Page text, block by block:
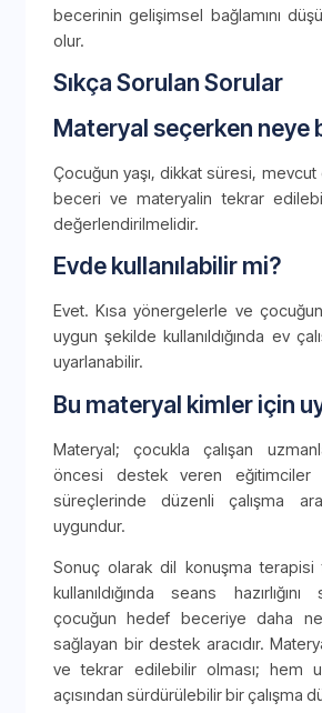
becerinin gelişimsel bağlamını
olur.
Sıkça Sorulan Sorular
Materyal seçerken neye
Çocuğun yaşı, dikkat süresi,
beceri ve materyalin tekrar
değerlendirilmelidir.
Evde kullanılabilir mi?
Evet. Kısa yönergelerle ve
uygun şekilde kullanıldığında ev
uyarlanabilir.
Bu materyal kimler için
Materyal; çocukla çalışan
öncesi destek veren
süreçlerinde düzenli çalışma
uygundur.
Sonuç olarak dil konuşma terapisi
kullanıldığında seans
çocuğun hedef beceriye daha net
sağlayan bir destek aracıdır.
ve tekrar edilebilir olması; hem
açısından sürdürülebilir bir çalışma